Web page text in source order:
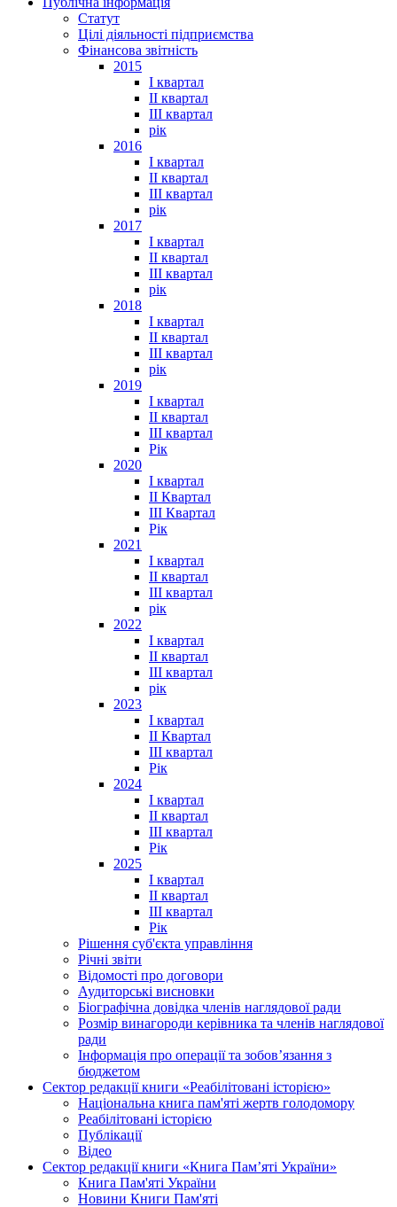
Статут
Цілі діяльності підприємства
Фінансова звітність
2015
I квартал
II квартал
III квартал
рік
2016
I квартал
II квартал
III квартал
рік
2017
I квартал
II квартал
III квартал
рік
2018
I квартал
II квартал
III квартал
рік
2019
I квартал
II квартал
III квартал
Рік
2020
I квартал
II Квартал
III Квартал
Рік
2021
I квартал
II квартал
III квартал
рік
2022
I квартал
II квартал
ІІІ квартал
рік
2023
І квартал
ІІ Квартал
III квартал
Рік
2024
I квартал
II квартал
III квартал
Рік
2025
I квартал
II квартал
III квартал
Рік
Рішення суб'єкта управління
Річні звіти
Відомості про договори
Аудиторські висновки
Біографічна довідка членів наглядової ради
Розмір винагороди керівника та членів наглядової
ради
Інформація про операції та зобов’язання з
бюджетом
Сектор редакції книги «Реабілітовані історією»
Національна книга пам'яті жертв голодомору
Реабілітовані історією
Публікації
Відео
Сектор редакції книги «Книга Пам’яті України»
Книга Пам'яті України
Новини Книги Пам'яті